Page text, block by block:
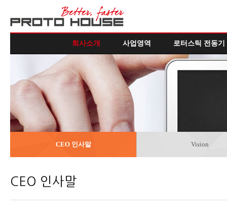
회사소개 사업영역 로터스틱 전동기
CEO 인사말 Vision
CEO 인사말